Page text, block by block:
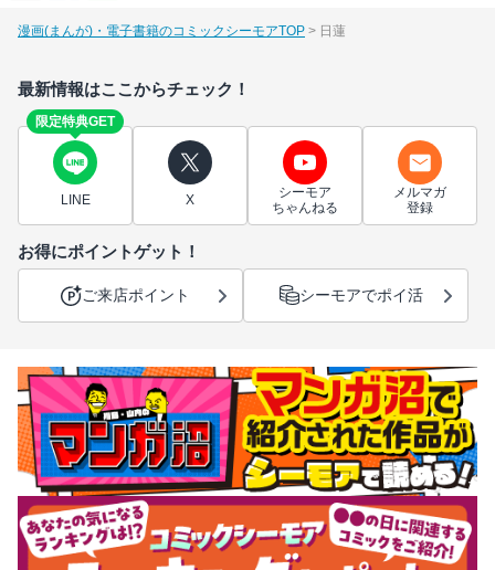
漫画(まんが)・電子書籍のコミックシーモアTOP 日蓮
最新情報はここからチェック！
限定特典GET
LINE X
シーモア
ちゃんねる
メルマガ
登録
お得にポイントゲット！
ご来店ポイント シーモアでポイ活